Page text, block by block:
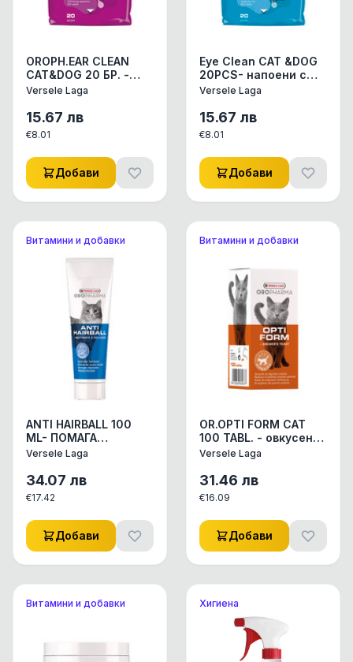
OROPH.EAR CLEAN
CAT&DOG 20 БР. -
напоени с лосион
почистване на ушите
на кучето и котето
Versele Laga
15.67 лв
€8.01
Добави
Eye Clean CAT &DOG
20PCS- напоени с
лосион кърпички за
очите на кучето и
котето
Versele Laga
15.67 лв
€8.01
Добави
Витамини и добавки
ANTI HAIRBALL 100
ML- ПОМАГА
ИЗХВЪРЛЯНЕТО НА
Versele Laga
34.07 лв
€17.42
Добави
Витамини и добавки
OR.OPTI FORM CAT
100 TABL. - овкусени
таблетки с бирена
Versele Laga
31.46 лв
€16.09
Добави
Витамини и добавки Хигиена